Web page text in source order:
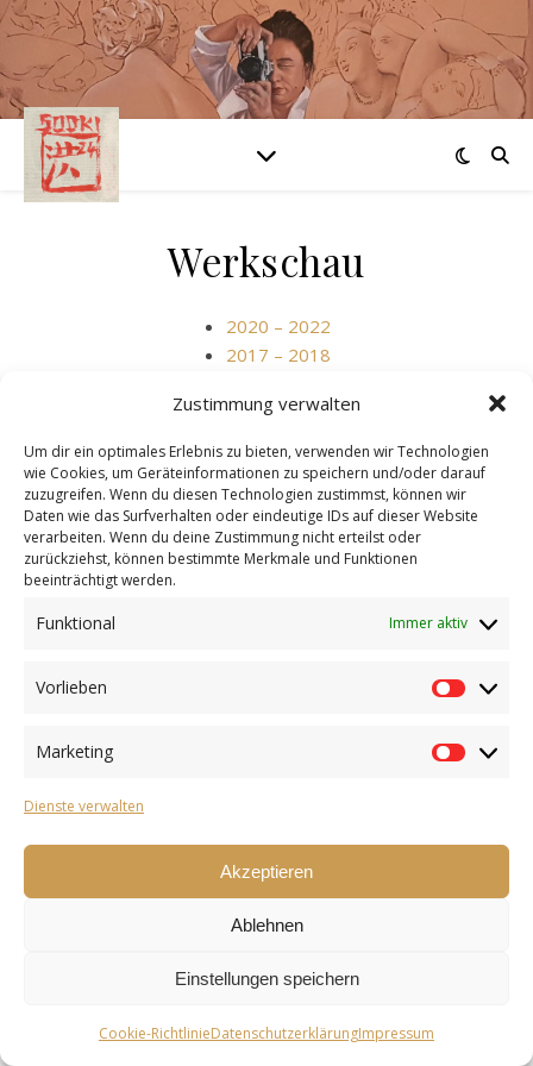
Zustimmung verwalten
Um dir ein optimales Erlebnis zu bieten, verwenden wir Technologien
wie Cookies, um Geräteinformationen zu speichern und/oder darauf
zuzugreifen. Wenn du diesen Technologien zustimmst, können wir
Daten wie das Surfverhalten oder eindeutige IDs auf dieser Website
verarbeiten. Wenn du deine Zustimmung nicht erteilst oder
zurückziehst, können bestimmte Merkmale und Funktionen
beeinträchtigt werden.
Funktional Immer aktiv
Vorlieben
Marketing
Dienste verwalten
Akzeptieren
Ablehnen
Einstellungen speichern
Cookie-RichtlinieDatenschutzerklärungImpressum
Werkschau
2020 – 2022
2017 – 2018
2001 – 2009
1993 – 2000
2026 SOOKI ©.
Datenschutzerklärung